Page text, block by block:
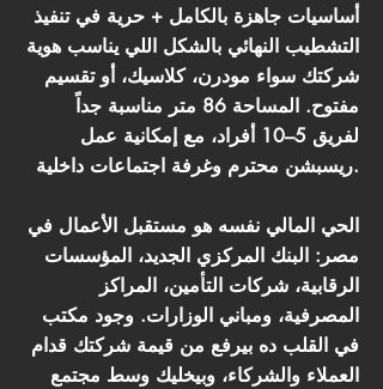
أساسيات جاهزة بالكامل + حرية في تنفيذ
التشطيب النهائي بالشكل اللي يناسب هوية
شركتك سواء مودرن، كلاسيك، أو تقسيم
مفتوح. المساحة 86 متر مناسبة جداً
لفريق 5–10 أفراد، مع إمكانية عمل
ريسبشن محترم وغرفة اجتماعات داخلية.
الحي المالي نفسه هو مستقبل الأعمال في
مصر: البنك المركزي الجديد، المؤسسات
الرقابية، شركات التأمين، المراكز
المصرفية، ومباني الوزارات. وجود مكتب
في القلب ده بيرفع من قيمة شركتك قدام
العملاء والشركاء، وبيخليك وسط مجتمع